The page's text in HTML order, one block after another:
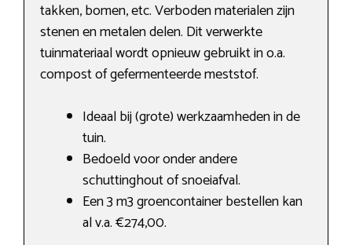
takken, bomen, etc. Verboden materialen zijn
stenen en metalen delen. Dit verwerkte
tuinmateriaal wordt opnieuw gebruikt in o.a.
compost of gefermenteerde meststof.
Ideaal bij (grote) werkzaamheden in de
tuin.
Bedoeld voor onder andere
schuttinghout of snoeiafval.
Een 3 m3 groencontainer bestellen kan
al v.a. €274,00.